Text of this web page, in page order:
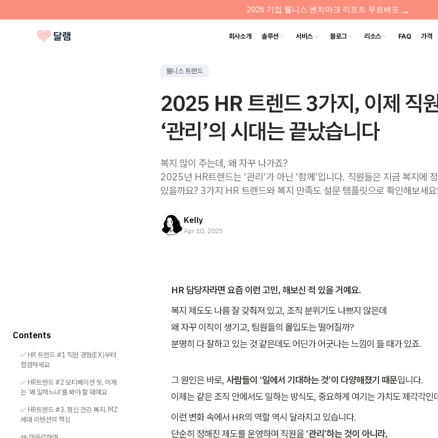
웰니스 트렌드
2025 HR 트렌드 3가지, 이제 직
‘관리’의 시대는 끝났습니다
복지 많이 주는데, 왜 자꾸 나가죠?
2025년 HR트렌드는 ‘관리’가 아닌 ‘함께’입니다. 직원들은 지금 복지에
있을까요? 3가지 HR 트렌드와 복지 만족도 설문 템플릿으로 확인해보세
Kelly
Apr 10, 2025
HR 담당자라면 요즘 이런 고민, 해보신 적 있을 거예요.
복지 제도도 나름 잘 갖춰져 있고, 조직 분위기도 나쁘지 않은데
왜 자꾸 이직이 생기고, 팀원들의 몰입도는 떨어질까?
분명히 다 잘하고 있는 것 같은데도 어딘가 어긋나는 느낌이 들 때가 있죠.
그 원인은 바로, 사람들이 ‘일에서 기대하는 것’이 다양해졌기 때문입니다.
이제는 같은 조직 안에서도 일하는 방식도, 중요하게 여기는 가치도 제각각인
이런 변화 속에서 HR의 역할 역시 달라지고 있습니다.
단순히 정해진 제도를 운영하며 직원을 ‘관리’하는 것이 아니라,
Contents
✅ HR 트렌드 #1 직원 경험(EX)부터
점검하세요
✅ HR트렌드 #2 모티베이션 핏, 이제
는 ‘왜 일하느냐’를 봐야 할 때예요
✅ HR트렌드 #3. 정신 건강 복지, MZ
세대 리텐션의 핵심